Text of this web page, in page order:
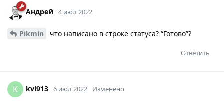
Андрей 4 июл 2022
Pikmin что написано в строке статуса? “Готово”?
Ответить
K kvl913 6 июл 2022 Изменено